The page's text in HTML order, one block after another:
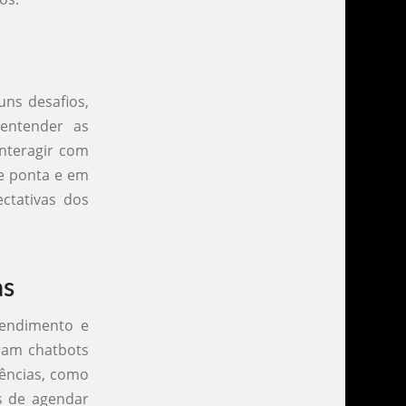
desafios,
as
com
ponta e em
dos
e
chatbots
como
de agendar